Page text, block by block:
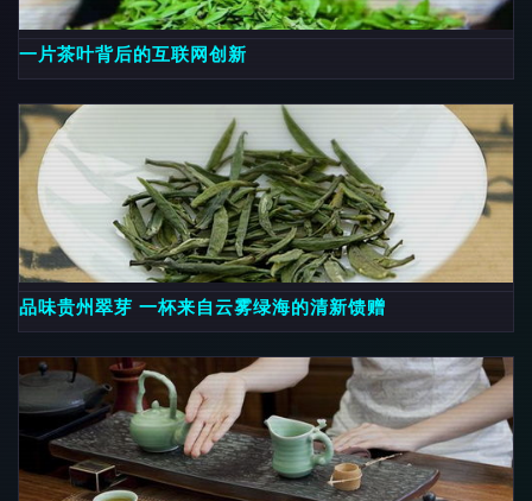
一片茶叶背后的互联网创新
品味贵州翠芽 一杯来自云雾绿海的清新馈赠